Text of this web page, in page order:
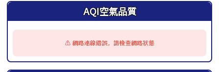
AQI空氣品質
⚠️ 網路連線錯誤，請檢查網路狀態